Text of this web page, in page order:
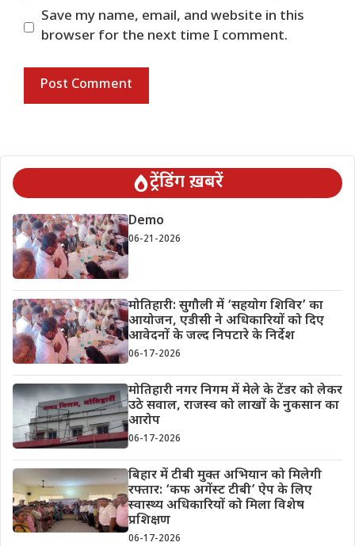
Save my name, email, and website in this
browser for the next time I comment.
ट्रेंडिंग ख़बरें
Demo
06-21-2026
मोतिहारी: सुगौली में ‘सहयोग शिविर’ का
आयोजन, एडीसी ने अधिकारियों को दिए
आवेदनों के जल्द निपटारे के निर्देश
06-17-2026
मोतिहारी नगर निगम में मेले के टेंडर को लेकर
उठे सवाल, राजस्व को लाखों के नुकसान का
आरोप
06-17-2026
बिहार में टीबी मुक्त अभियान को मिलेगी
रफ्तार: ‘कफ अगेंस्ट टीबी’ ऐप के लिए
स्वास्थ्य अधिकारियों को मिला विशेष
प्रशिक्षण
06-17-2026